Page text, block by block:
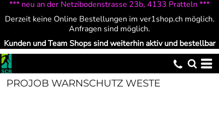
*** neu an der Netzibodenstrasse 23b, 4133 Pratteln ***
Derzeit keine Online Bestellungen im ver1shop.ch möglich.
Anfragen sind möglich.
Kunden und Team Shops sind weiterhin aktiv und bestellbar
PROJOB WARNSCHUTZ WESTE